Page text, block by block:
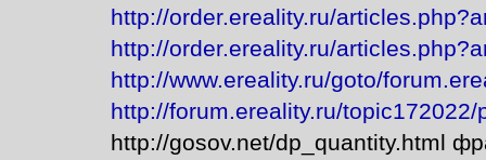
http://order.ereality.ru/
http://order.ereality.ru/
http://www.ereality.ru/goto/
http://forum.ereality.ru/topic172022/
http://gosov.net/dp_quantity.html